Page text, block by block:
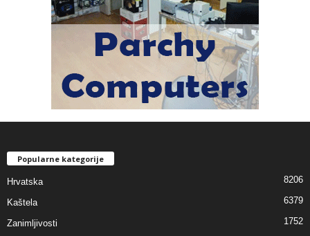
Popularne kategorije
Hrvatska 8206
Kaštela 6379
Zanimljivosti 1752